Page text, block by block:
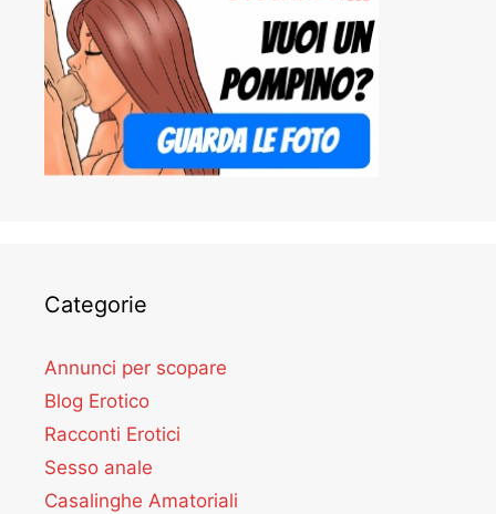
Categorie
Annunci per scopare
Blog Erotico
Racconti Erotici
Sesso anale
Casalinghe Amatoriali